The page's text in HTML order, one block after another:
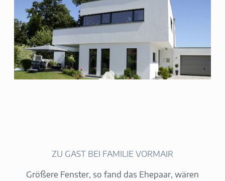
ZU GAST BEI FAMILIE VORMAIR
Größere Fenster, so fand das Ehepaar, wären